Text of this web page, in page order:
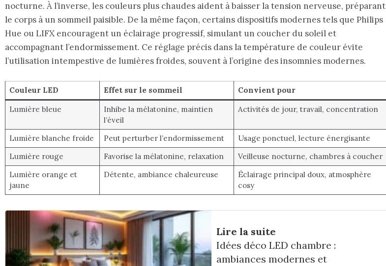
nocturne. À l’inverse, les couleurs plus chaudes aident à baisser la tension nerveuse, préparant
le corps à un sommeil paisible. De la même façon, certains dispositifs modernes tels que Philips
Hue ou LIFX encouragent un éclairage progressif, simulant un coucher du soleil et
accompagnant l’endormissement. Ce réglage précis dans la température de couleur évite
l’utilisation intempestive de lumières froides, souvent à l’origine des insomnies modernes.
Couleur LED Effet sur le sommeil Convient pour
Lumière bleue
Inhibe la mélatonine, maintien
l’éveil
Activités de jour, travail, concentration
Lumière blanche froide Peut perturber l’endormissement
Usage ponctuel, lecture énergisante
Lumière rouge
Favorise la mélatonine, relaxation
Veilleuse nocturne, chambres à coucher
Lumière orange et
jaune
Détente, ambiance chaleureuse
Éclairage principal doux, atmosphère
cosy
Lire la suite
Idées déco LED chambre :
ambiances modernes et